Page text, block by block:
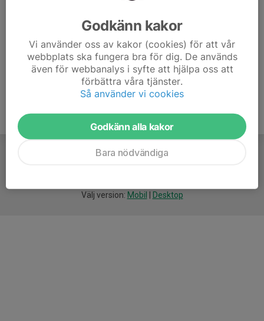
Välj version: Mobil Desktop
Godkänn kakor
Vi använder oss av kakor (cookies) för att vår
webbplats ska fungera bra för dig. De används
även för webbanalys i syfte att hjälpa oss att
förbättra våra tjänster.
Så använder vi cookies
Godkänn alla kakor
Bara nödvändiga